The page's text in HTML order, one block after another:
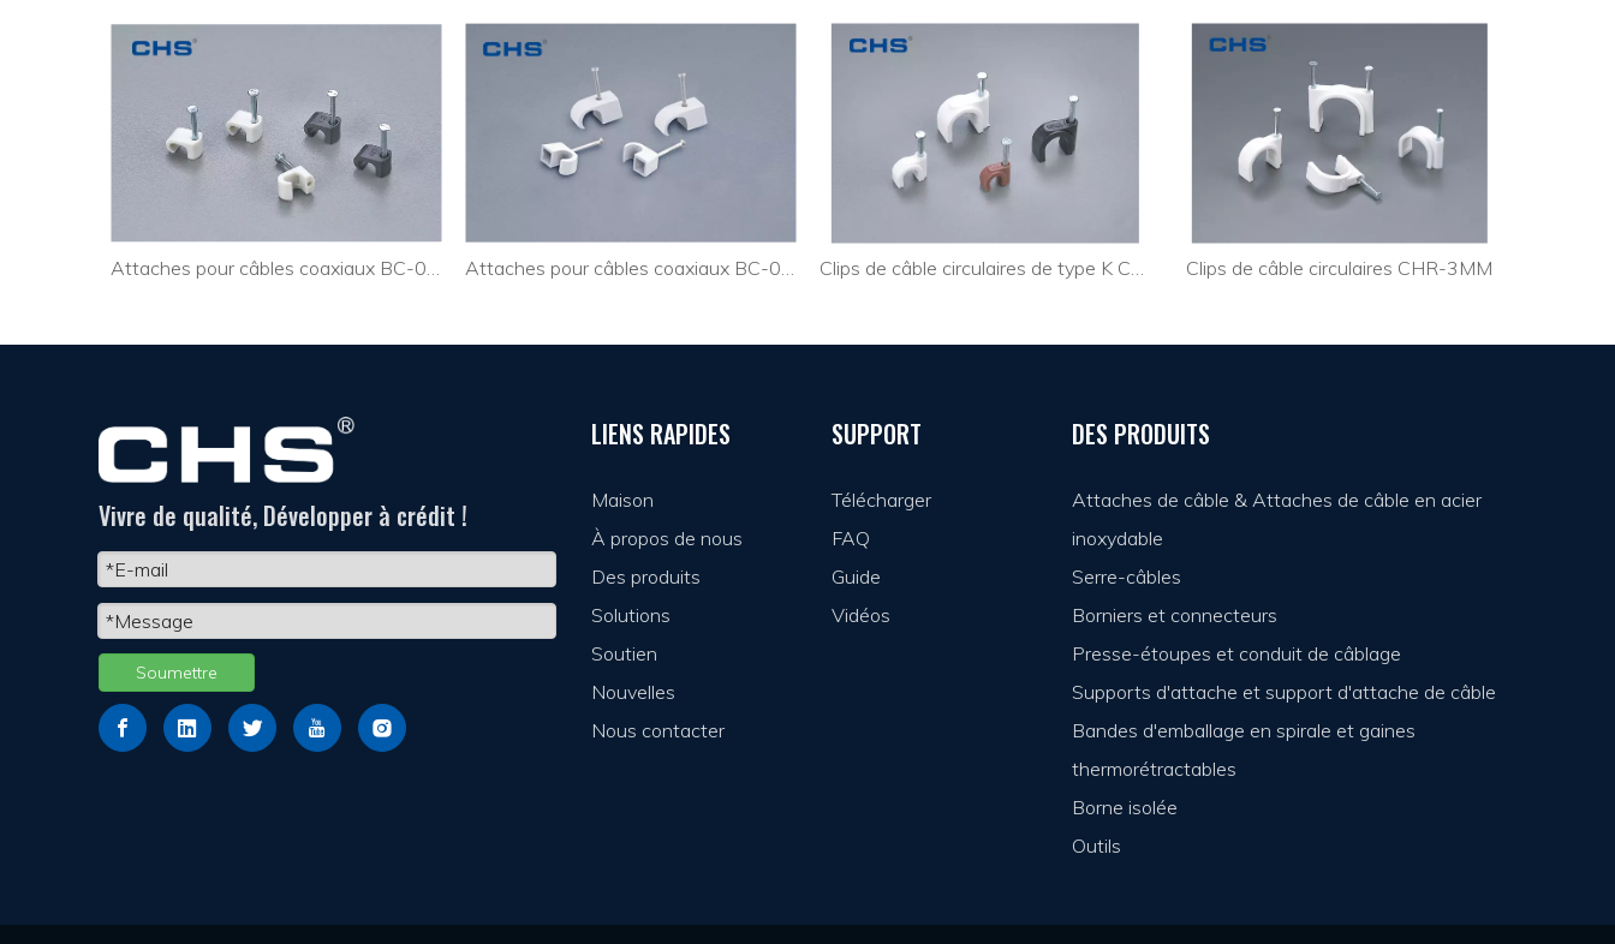
Attaches pour câbles coaxiaux BC-0204 Attaches pour câbles coaxiaux BC-0204 Clips de câble circulaires de type K CHK-4MM Clips de câble circulaires CHR-3MM
Vivre de qualité, Développer à crédit !
Soumettre
LIENS RAPIDES
Maison
À propos de nous
Des produits
Solutions
Soutien
Nouvelles
Nous contacter
SUPPORT
Télécharger
FAQ
Guide
Vidéos
DES PRODUITS
Attaches de câble & Attaches de câble en acier
inoxydable
Serre-câbles
Borniers et connecteurs
Presse-étoupes et conduit de câblage
Supports d'attache et support d'attache de câble
Bandes d'emballage en spirale et gaines
thermorétractables
Borne isolée
Outils